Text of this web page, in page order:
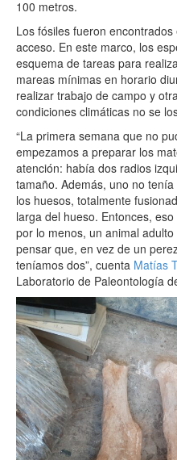
100 metros.
Los fósiles fueron
acceso. En este marco, los
esquema de tareas para
mareas mínimas en horario
realizar trabajo de campo y
condiciones climáticas no se
“La primera semana que no
empezamos a preparar los
atención: había dos radios
tamaño. Además, uno no
los huesos, totalmente
larga del hueso. Entonces,
por lo menos, un animal
pensar que, en vez de un
teníamos dos”, cuenta Matías
Laboratorio de Paleontología